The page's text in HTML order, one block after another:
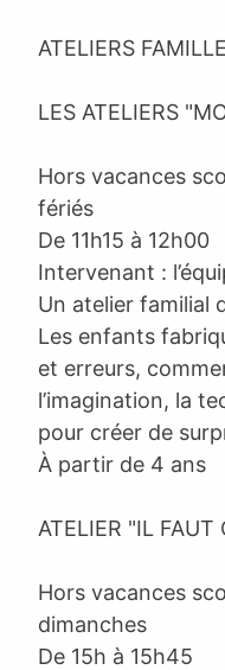
ATELIERS FAMILLE
LES ATELIERS
Hors vacances
fériés
De 11h15 à 12h00
Intervenant :
Un atelier familial
Les enfants
et erreurs,
l’imagination, la
pour créer de
À partir de 4 ans
ATELIER "IL FAUT
Hors vacances
dimanches
De 15h à 15h45